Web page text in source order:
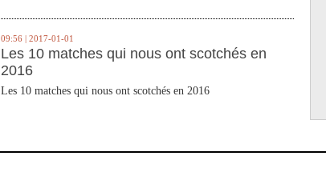
09:56 | 2017-01-01
Les 10 matches qui nous ont scotchés en
2016
Les 10 matches qui nous ont scotchés en 2016